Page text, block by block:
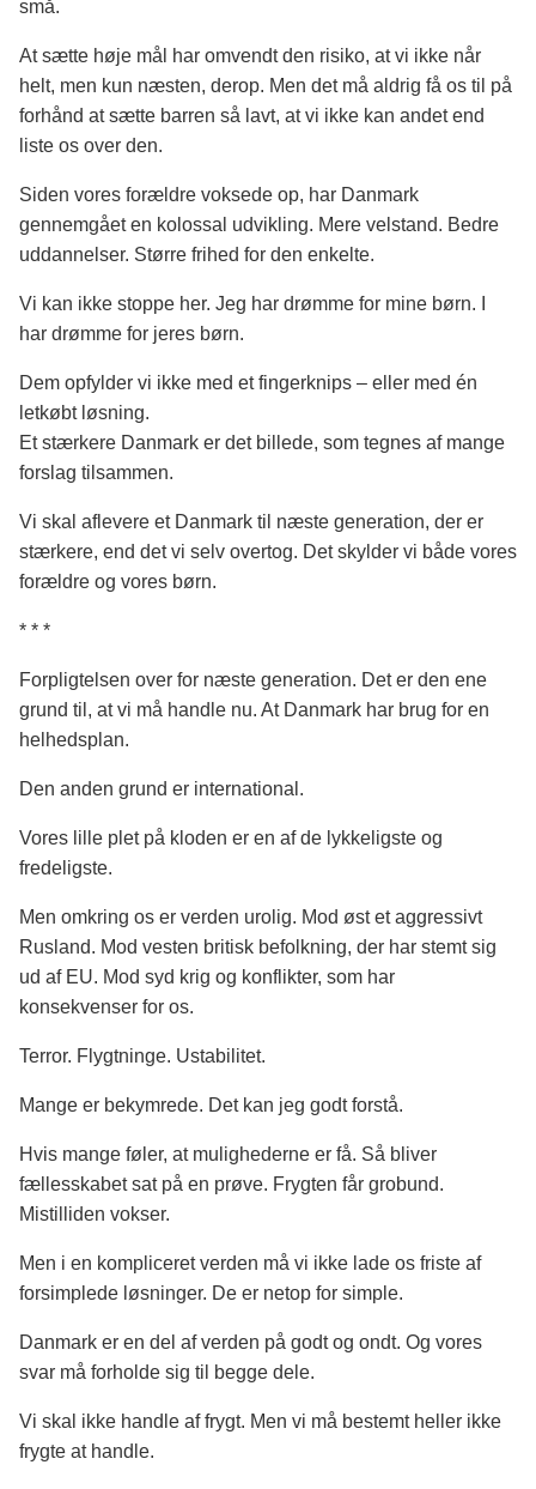
små.
At sætte høje mål har omvendt den risiko, at vi ikke når
helt, men kun næsten, derop. Men det må aldrig få os til på
forhånd at sætte barren så lavt, at vi ikke kan andet end
liste os over den.
Siden vores forældre voksede op, har Danmark
gennemgået en kolossal udvikling. Mere velstand. Bedre
uddannelser. Større frihed for den enkelte.
Vi kan ikke stoppe her. Jeg har drømme for mine børn. I
har drømme for jeres børn.
Dem opfylder vi ikke med et fingerknips – eller med én
letkøbt løsning.
Et stærkere Danmark er det billede, som tegnes af mange
forslag tilsammen.
Vi skal aflevere et Danmark til næste generation, der er
stærkere, end det vi selv overtog. Det skylder vi både vores
forældre og vores børn.
* * *
Forpligtelsen over for næste generation. Det er den ene
grund til, at vi må handle nu. At Danmark har brug for en
helhedsplan.
Den anden grund er international.
Vores lille plet på kloden er en af de lykkeligste og
fredeligste.
Men omkring os er verden urolig. Mod øst et aggressivt
Rusland. Mod vesten britisk befolkning, der har stemt sig
ud af EU. Mod syd krig og konflikter, som har
konsekvenser for os.
Terror. Flygtninge. Ustabilitet.
Mange er bekymrede. Det kan jeg godt forstå.
Hvis mange føler, at mulighederne er få. Så bliver
fællesskabet sat på en prøve. Frygten får grobund.
Mistilliden vokser.
Men i en kompliceret verden må vi ikke lade os friste af
forsimplede løsninger. De er netop for simple.
Danmark er en del af verden på godt og ondt. Og vores
svar må forholde sig til begge dele.
Vi skal ikke handle af frygt. Men vi må bestemt heller ikke
frygte at handle.